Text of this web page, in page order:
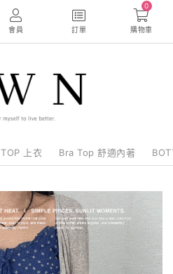
會員 訂單
0
購物車
TOP 上衣 Bra Top 舒適內著